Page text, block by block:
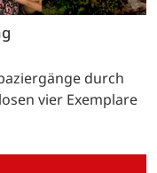
durch
vier Exemplare